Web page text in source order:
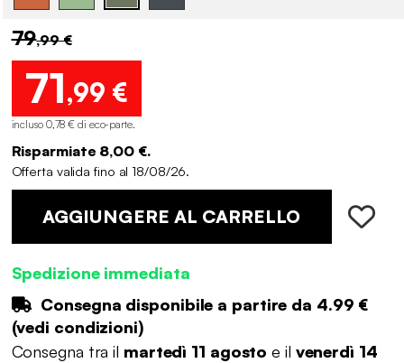
79,99 €
71,99 €
incluso 0,78 € di eco-parte.
Risparmiate 8,00 €.
Offerta valida fino al 18/08/26.
AGGIUNGERE AL CARRELLO
Spedizione immediata
Consegna disponibile a partire da 4.99 €
(vedi condizioni)
Consegna tra il martedì 11 agosto e il venerdì 14